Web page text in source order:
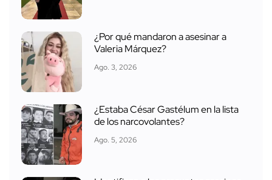
¿Por qué mandaron a asesinar a
Valeria Márquez?
Ago. 3, 2026
¿Estaba César Gastélum en la lista
de los narcovolantes?
Ago. 5, 2026